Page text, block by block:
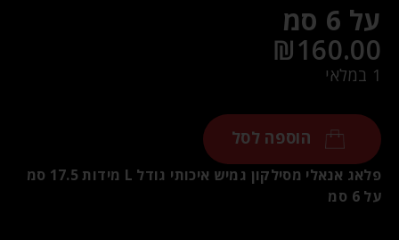
על 6 סמ
₪160.00
1 במלאי
הוספה לסל
פלאג אנאלי מסילקון גמיש איכותי גודל L מידות 17.5 סמ
על 6 סמ